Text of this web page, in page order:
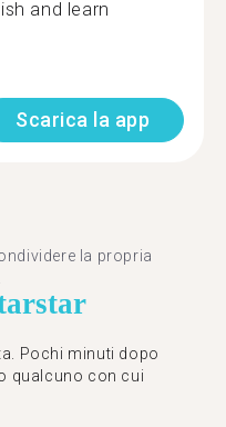
and learn
Scarica la app
la propria
star
Pochi minuti dopo
qualcuno con cui